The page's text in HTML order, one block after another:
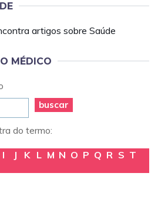
artigos sobre Saúde
MÉDICO
buscar
do termo:
I J K L M N O P Q R S T